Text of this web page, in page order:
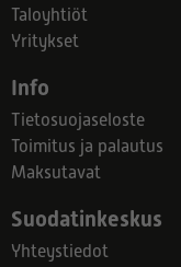
Taloyhtiöt
Yritykset
Info
Tietosuojaseloste
Toimitus ja palautus
Maksutavat
Suodatinkeskus
Yhteystiedot